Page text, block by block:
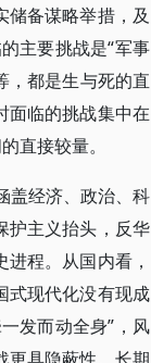
备谋略举措，及
主要挑战是“军事
，都是生与死的直
面临的挑战集中在
直接较量。
盖经济、政治、科
护主义抬头，反华
程。从国内看，
式现代化没有现成
发而动全身”，风